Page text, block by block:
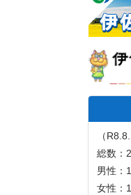
（
総数：
男性：
女性：